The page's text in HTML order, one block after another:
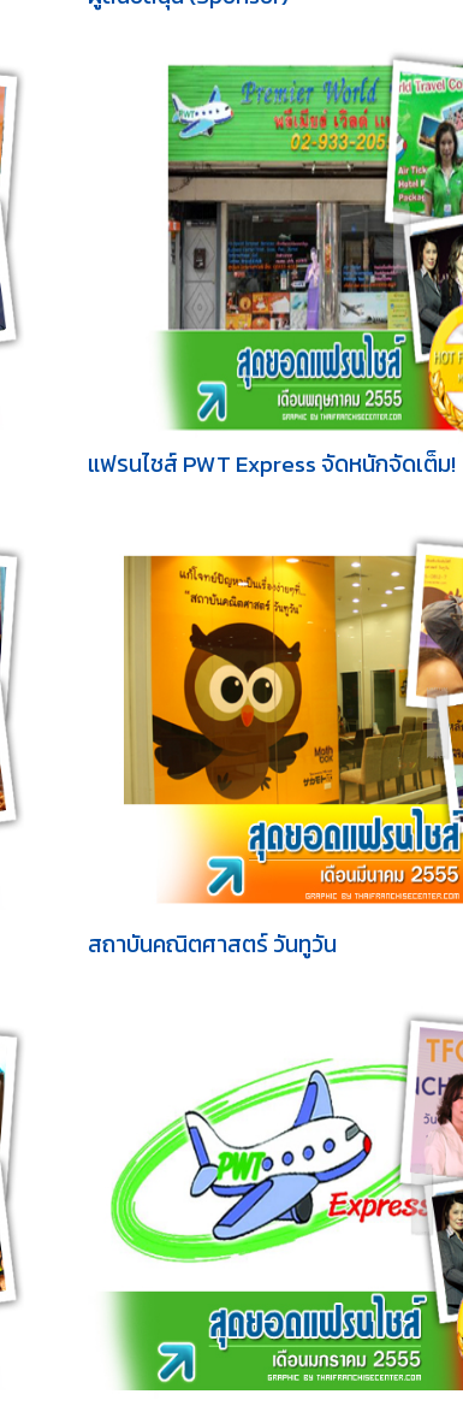
แฟรนไชส์ PWT Express จัดหนักจัดเต็ม!
สถาบันคณิตศาสตร์ วันทูวัน